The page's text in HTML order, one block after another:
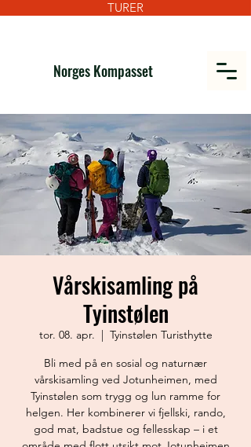
TURER
Norges Kompasset
Vårskisamling på
Tyinstølen
tor. 08. apr.
  |
Tyinstølen Turisthytte
Bli med på en sosial og naturnær
vårskisamling ved Jotunheimen, med
Tyinstølen som trygg og lun ramme for
helgen. Her kombinerer vi fjellski, rando,
god mat, badstue og fellesskap – i et